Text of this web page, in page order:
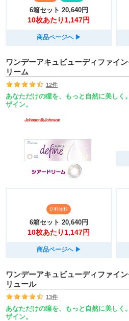
6箱セット 20,640円
10枚あたり1,147円
商品ページへ ▶︎
ワンデーアキュビューディファイ
リーム
12件
あなただけの瞳を、もっと自然に美しく
ザイン。
送料無料
6箱セット 20,640円
10枚あたり1,147円
商品ページへ ▶︎
ワンデーアキュビューディファイ
リュール
13件
あなただけの瞳を、もっと自然に美しく
ザイン。